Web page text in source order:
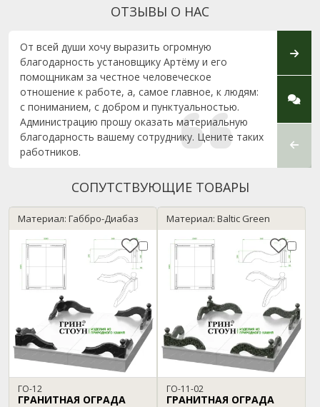
ОТЗЫВЫ О НАС
От всей души хочу выразить огромную
благодарность установщику Артёму и его
помощникам за честное человеческое
отношение к работе, а, самое главное, к людям:
с пониманием, с добром и пунктуальностью.
Администрацию прошу оказать материальную
благодарность вашему сотруднику. Цените таких
работников.
вам
СОПУТСТВУЮЩИЕ ТОВАРЫ
Материал: Габбро-Диабаз
ГО-12
ГРАНИТНАЯ ОГРАДА
Материал: Baltic Green
ГО-11-02
ГРАНИТНАЯ ОГРАДА